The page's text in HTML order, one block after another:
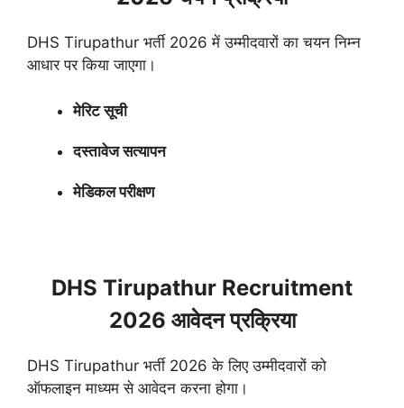
DHS Tirupathur भर्ती 2026 में उम्मीदवारों का चयन निम्न
आधार पर किया जाएगा।
मेरिट सूची
दस्तावेज सत्यापन
मेडिकल परीक्षण
DHS Tirupathur Recruitment
2026 आवेदन प्रक्रिया
DHS Tirupathur भर्ती 2026 के लिए उम्मीदवारों को
ऑफलाइन माध्यम से आवेदन करना होगा।